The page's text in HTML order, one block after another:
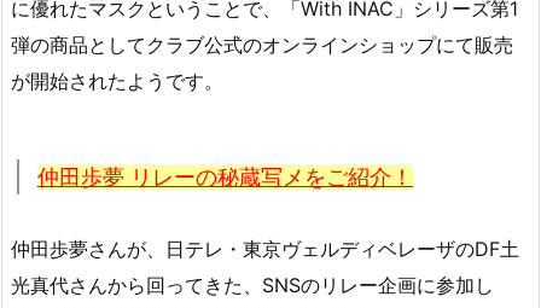
に優れたマスクということで、「With INAC」シリーズ第1
弾の商品としてクラブ公式のオンラインショップにて販売
が開始されたようです。
仲田歩夢 リレーの秘蔵写メをご紹介！
仲田歩夢さんが、日テレ・東京ヴェルディベレーザのDF土
光真代さんから回ってきた、SNSのリレー企画に参加し